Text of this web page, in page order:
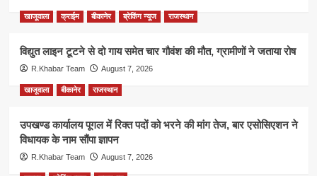
खाजूवाला क्राईम बीकानेर ब्रेकिंग न्यूज राजस्थान
विद्युत लाइन टूटने से दो गाय समेत चार गौवंश की मौत, ग्रामीणों ने जताया रोष
R.Khabar Team August 7, 2026
खाजूवाला बीकानेर राजस्थान
उपखण्ड कार्यालय पूगल में रिक्त पदों को भरने की मांग तेज, बार एसोसिएशन ने
विधायक के नाम सौंपा ज्ञापन
R.Khabar Team August 7, 2026